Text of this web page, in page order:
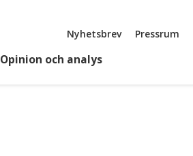
Top
Nyhetsbrev Pressrum
Opinion och analys